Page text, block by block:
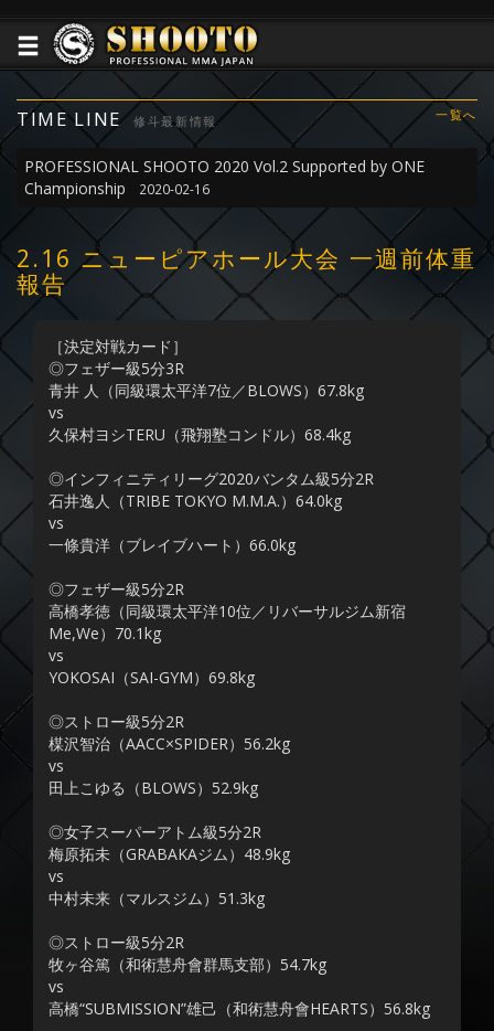
TIME LINE 修斗最新情報 一覧へ
PROFESSIONAL SHOOTO 2020 Vol.2 Supported by ONE
Championship
2020-02-16
2.16 ニューピアホール大会 一週前体重
報告
［決定対戦カード］
◎フェザー級5分3R
青井 人（同級環太平洋7位／BLOWS）67.8kg
vs
久保村ヨシTERU（飛翔塾コンドル）68.4kg
◎インフィニティリーグ2020バンタム級5分2R
石井逸人（TRIBE TOKYO M.M.A.）64.0kg
vs
一條貴洋（ブレイブハート）66.0kg
◎フェザー級5分2R
高橋孝徳（同級環太平洋10位／リバーサルジム新宿
Me,We）70.1kg
vs
YOKOSAI（SAI-GYM）69.8kg
◎ストロー級5分2R
楳沢智治（AACC×SPIDER）56.2kg
vs
田上こゆる（BLOWS）52.9kg
◎女子スーパーアトム級5分2R
梅原拓未（GRABAKAジム）48.9kg
vs
中村未来（マルスジム）51.3kg
◎ストロー級5分2R
牧ヶ谷篤（和術慧舟會群馬支部）54.7kg
vs
高橋“SUBMISSION”雄己（和術慧舟會HEARTS）56.8kg